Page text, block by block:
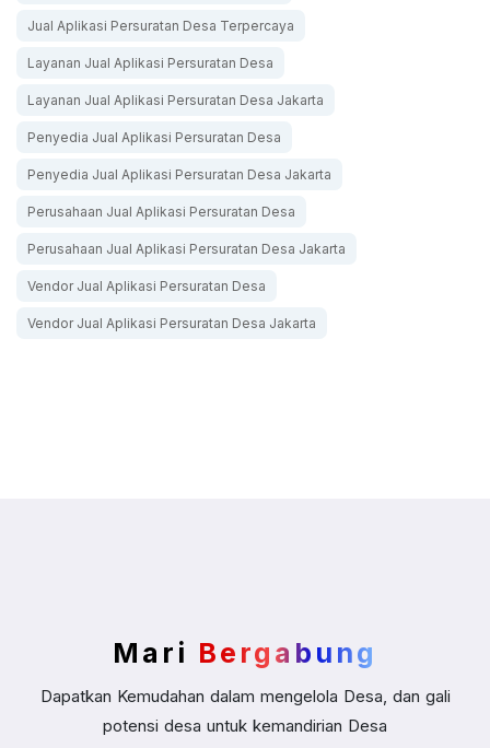
Jual Aplikasi Persuratan Desa Terpercaya
Layanan Jual Aplikasi Persuratan Desa
Layanan Jual Aplikasi Persuratan Desa Jakarta
Penyedia Jual Aplikasi Persuratan Desa
Penyedia Jual Aplikasi Persuratan Desa Jakarta
Perusahaan Jual Aplikasi Persuratan Desa
Perusahaan Jual Aplikasi Persuratan Desa Jakarta
Vendor Jual Aplikasi Persuratan Desa
Vendor Jual Aplikasi Persuratan Desa Jakarta
Mari Bergabung
Dapatkan Kemudahan dalam mengelola Desa, dan gali
potensi desa untuk kemandirian Desa